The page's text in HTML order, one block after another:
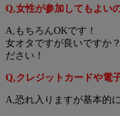
Q,女性が参加してもよい
A,もちろんOKです！
女オタですが良いですか
ださい！
Q,クレジットカードや電
A,恐れ入りますが基本的